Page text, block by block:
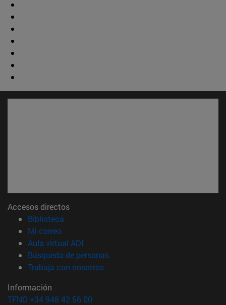
Accesos directos
Biblioteca
Mi correo(abre en nueva ventana)
Aula virtual ADI
Búsqueda de personas(abre en nueva ventana)
Trabaja con nosotros(abre en nueva ventana)
Información
TFNO +34 948 42 56 00